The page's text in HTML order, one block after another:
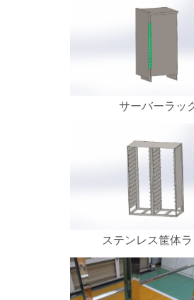
サーバーラッ
ステンレス筐体ラ